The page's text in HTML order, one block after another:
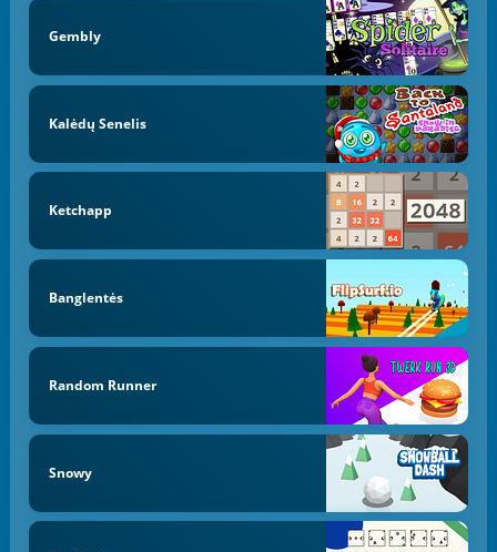
Gembly
Kalėdų Senelis
Ketchapp
Banglentės
Random Runner
Snowy